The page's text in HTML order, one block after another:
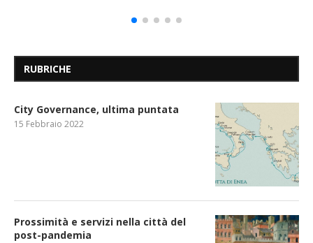
RUBRICHE
City Governance, ultima puntata
15 Febbraio 2022
Prossimità e servizi nella città del
post-pandemia